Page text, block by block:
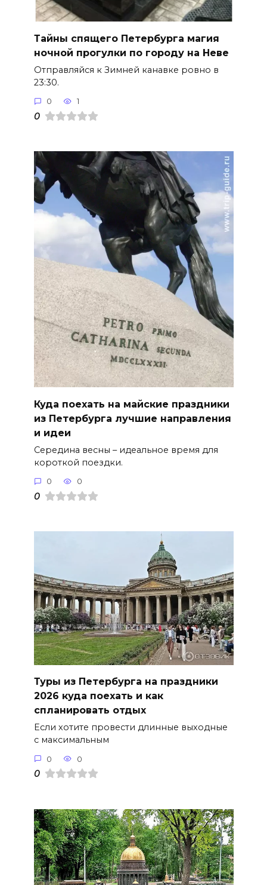
Тайны спящего Петербурга магия
ночной прогулки по городу на Неве
Отправляйся к Зимней канавке ровно в
23:30.
0 1
0
Куда поехать на майские праздники
из Петербурга лучшие направления
и идеи
Середина весны – идеальное время для
короткой поездки.
0 0
0
Туры из Петербурга на праздники
2026 куда поехать и как
спланировать отдых
Если хотите провести длинные выходные
с максимальным
0 0
0